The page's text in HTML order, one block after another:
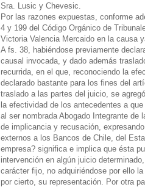
Sra. Lusic y Chevesic.
Por las razones expuestas, conforme
4 y 199 del Código Orgánico de
Victoria Valencia Mercaido en la causa
A fs. 38, habiéndose previamente
causal invocada, y dado además
recurrida, en el que, reconociendo la
declarado bastante para los fines del
traslado a las partes del juicio, se
la efectividad de los antecedentes a
al ser nombrada Abogado Integrante
de implicancia y recusación,
externos a los Bancos de Chile, del
empresa? significa e implica que ésta
intervención en algún juicio
carácter fijo, no adquiriéndose por ello
por cierto, su representación. Por otra